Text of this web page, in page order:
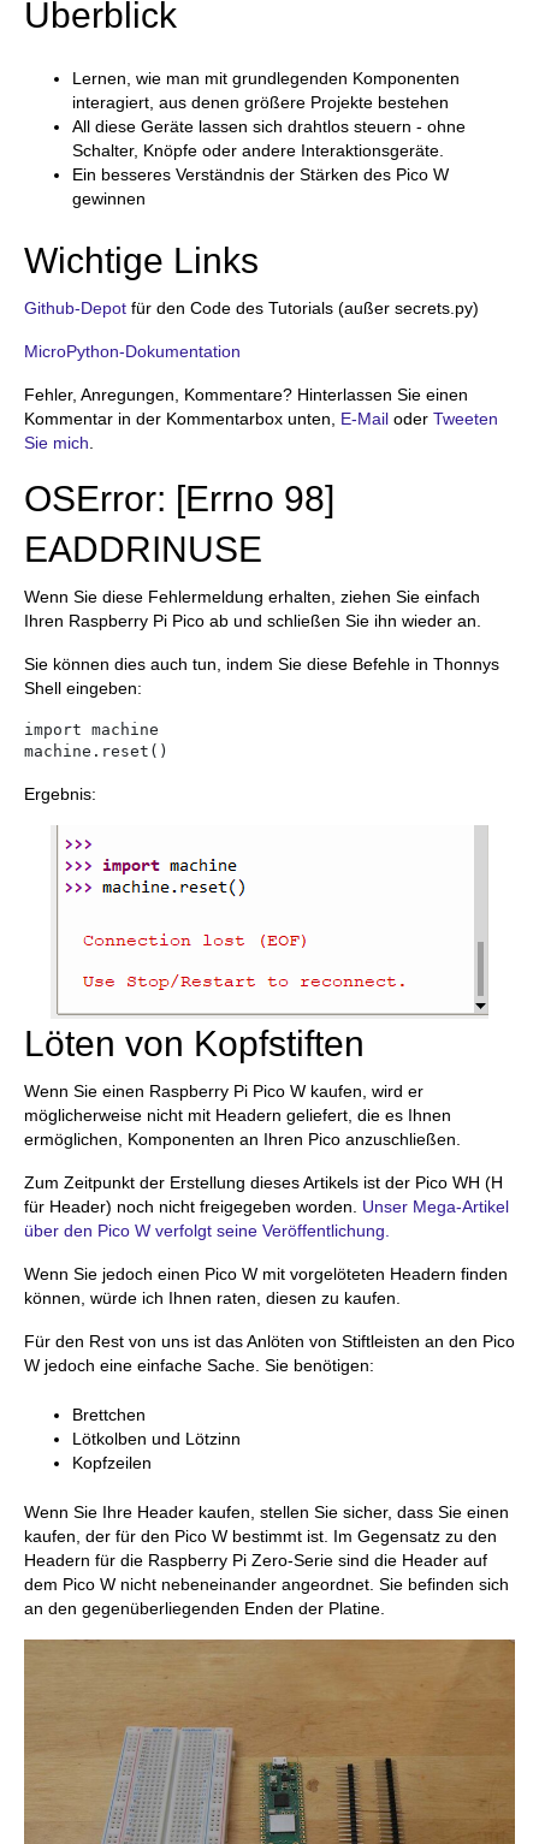
Überblick
Lernen, wie man mit grundlegenden Komponenten
interagiert, aus denen größere Projekte bestehen
All diese Geräte lassen sich drahtlos steuern - ohne
Schalter, Knöpfe oder andere Interaktionsgeräte.
Ein besseres Verständnis der Stärken des Pico W
gewinnen
Wichtige Links
Github-Depot für den Code des Tutorials (außer secrets.py)
MicroPython-Dokumentation
Fehler, Anregungen, Kommentare? Hinterlassen Sie einen
Kommentar in der Kommentarbox unten, E-Mail oder Tweeten
Sie mich.
OSError: [Errno 98]
EADDRINUSE
Wenn Sie diese Fehlermeldung erhalten, ziehen Sie einfach
Ihren Raspberry Pi Pico ab und schließen Sie ihn wieder an.
Sie können dies auch tun, indem Sie diese Befehle in Thonnys
Shell eingeben:
import machine
machine.reset()
Ergebnis:
Löten von Kopfstiften
Wenn Sie einen Raspberry Pi Pico W kaufen, wird er
möglicherweise nicht mit Headern geliefert, die es Ihnen
ermöglichen, Komponenten an Ihren Pico anzuschließen.
Zum Zeitpunkt der Erstellung dieses Artikels ist der Pico WH (H
für Header) noch nicht freigegeben worden. Unser Mega-Artikel
über den Pico W verfolgt seine Veröffentlichung.
Wenn Sie jedoch einen Pico W mit vorgelöteten Headern finden
können, würde ich Ihnen raten, diesen zu kaufen.
Für den Rest von uns ist das Anlöten von Stiftleisten an den Pico
W jedoch eine einfache Sache. Sie benötigen:
Brettchen
Lötkolben und Lötzinn
Kopfzeilen
Wenn Sie Ihre Header kaufen, stellen Sie sicher, dass Sie einen
kaufen, der für den Pico W bestimmt ist. Im Gegensatz zu den
Headern für die Raspberry Pi Zero-Serie sind die Header auf
dem Pico W nicht nebeneinander angeordnet. Sie befinden sich
an den gegenüberliegenden Enden der Platine.